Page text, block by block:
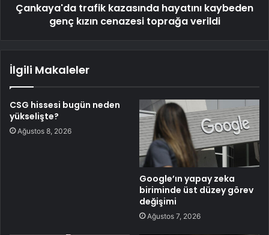
Çankaya'da trafik kazasında hayatını kaybeden
genç kızın cenazesi toprağa verildi
İlgili Makaleler
CSG hissesi bugün neden
yükselişte?
Ağustos 8, 2026
Google’ın yapay zeka
biriminde üst düzey görev
değişimi
Ağustos 7, 2026